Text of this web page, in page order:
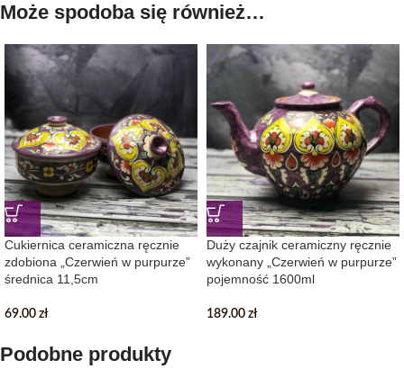
Może spodoba się również…
Cukiernica ceramiczna ręcznie
zdobiona „Czerwień w purpurze”
średnica 11,5cm
69.00 zł
Duży czajnik ceramiczny ręcznie
wykonany „Czerwień w purpurze”
pojemność 1600ml
189.00 zł
Podobne produkty